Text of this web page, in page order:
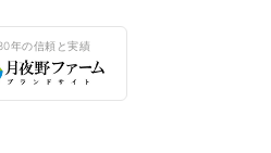
年の信頼と実績